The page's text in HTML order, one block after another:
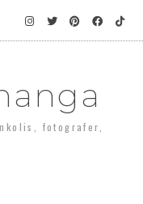
fotografer,